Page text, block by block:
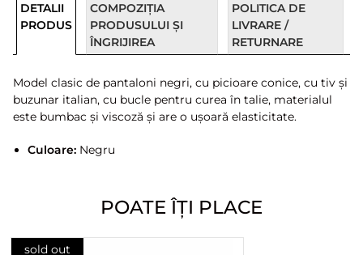
DETALII
PRODUS
COMPOZIȚIA
PRODUSULUI ȘI
ÎNGRIJIREA
POLITICA DE
LIVRARE /
RETURNARE
Model clasic de pantaloni negri, cu picioare conice, cu tiv și
buzunar italian, cu bucle pentru curea în talie, materialul
este bumbac și viscoză și are o ușoară elasticitate.
Culoare:Negru
POATE ÎȚI PLACE
sold out